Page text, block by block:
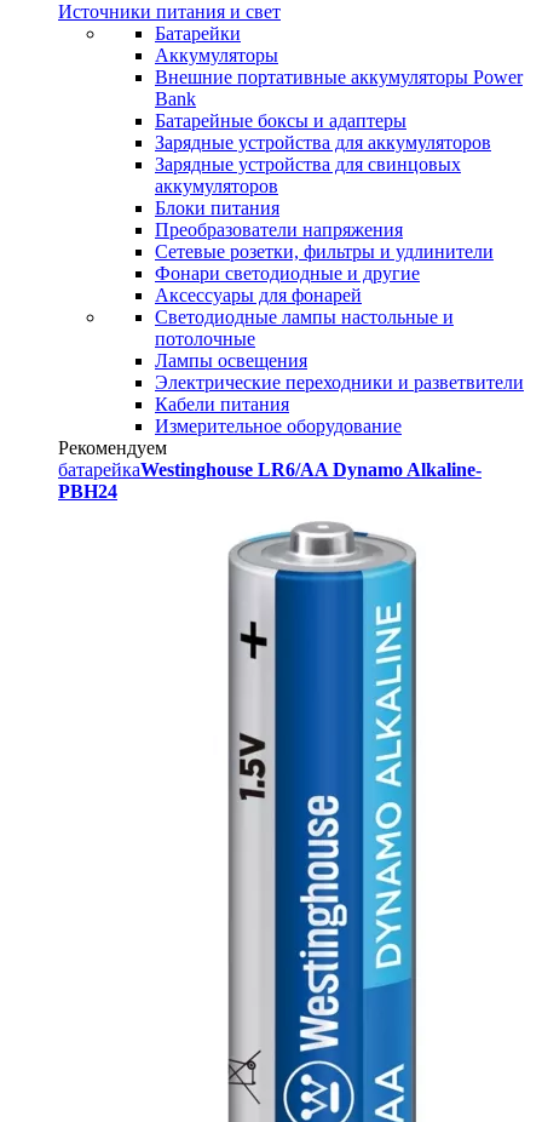
Источники питания и свет
Батарейки
Аккумуляторы
Внешние портативные аккумуляторы Power
Bank
Батарейные боксы и адаптеры
Зарядные устройства для аккумуляторов
Зарядные устройства для свинцовых
аккумуляторов
Блоки питания
Преобразователи напряжения
Сетевые розетки, фильтры и удлинители
Фонари светодиодные и другие
Аксессуары для фонарей
Светодиодные лампы настольные и
потолочные
Лампы освещения
Электрические переходники и разветвители
Кабели питания
Измерительное оборудование
Рекомендуем
батарейкаWestinghouse LR6/AA Dynamo Alkaline-
PBH24